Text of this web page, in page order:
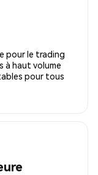
pour le trading
à haut volume
pour tous